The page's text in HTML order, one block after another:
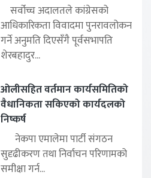
सर्वोच्च अदालतले कांग्रेसको
आधिकारिकता विवादमा पुनरावलोकन
गर्ने अनुमति दिएसँगै पूर्वसभापति
शेरबहादुर...
ओलीसहित वर्तमान कार्यसमितिको
वैधानिकता सकिएको कार्यदलको
निष्कर्ष
नेकपा एमालेमा पार्टी संगठन
सुदृढीकरण तथा निर्वाचन परिणामको
समीक्षा गर्न...